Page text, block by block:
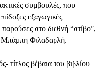
συμβουλές, που
εξαγωγικές
παρούσες στο διεθνή “στίβο”,
Μπάμπη Φιλαδαρλή.
τίτλος βέβαια του βιβλίου